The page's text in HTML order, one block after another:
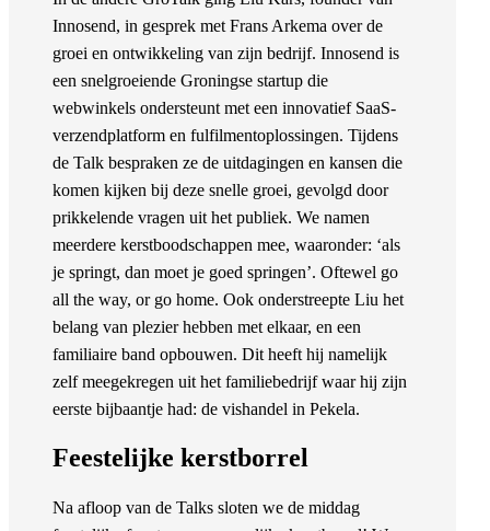
Innosend, in gesprek met Frans Arkema over de
groei en ontwikkeling van zijn bedrijf. Innosend is
een snelgroeiende Groningse startup die
webwinkels ondersteunt met een innovatief SaaS-
verzendplatform en fulfilmentoplossingen. Tijdens
de Talk bespraken ze de uitdagingen en kansen die
komen kijken bij deze snelle groei, gevolgd door
prikkelende vragen uit het publiek. We namen
meerdere kerstboodschappen mee, waaronder: ‘als
je springt, dan moet je goed springen’. Oftewel go
all the way, or go home. Ook onderstreepte Liu het
belang van plezier hebben met elkaar, en een
familiaire band opbouwen. Dit heeft hij namelijk
zelf meegekregen uit het familiebedrijf waar hij zijn
eerste bijbaantje had: de vishandel in Pekela.
Feestelijke kerstborrel
Na afloop van de Talks sloten we de middag